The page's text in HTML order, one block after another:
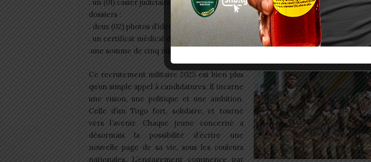
. un (01) casier judiciaire datant de moins de trois (03) mois à la date de dépôt des
dossiers :
. deux (02) photos d’identité sur fond blanc ;
. un certificat médical dûment délivré par un médecin ;
.une somme de cinq mille (5 000) francs CFA pour les frais de dépôt des dossiers
Ce recrutement militaire 2025 est bien plus
qu’un simple appel à candidatures. Il incarne
une vision, une politique et une ambition.
Celle d’un Togo fort, solidaire, et tourné
vers l’avenir. Chaque jeune concerné a
désormais la possibilité d’écrire une
nouvelle page de sa vie, sous les couleurs
nationales. L’engagement commence par